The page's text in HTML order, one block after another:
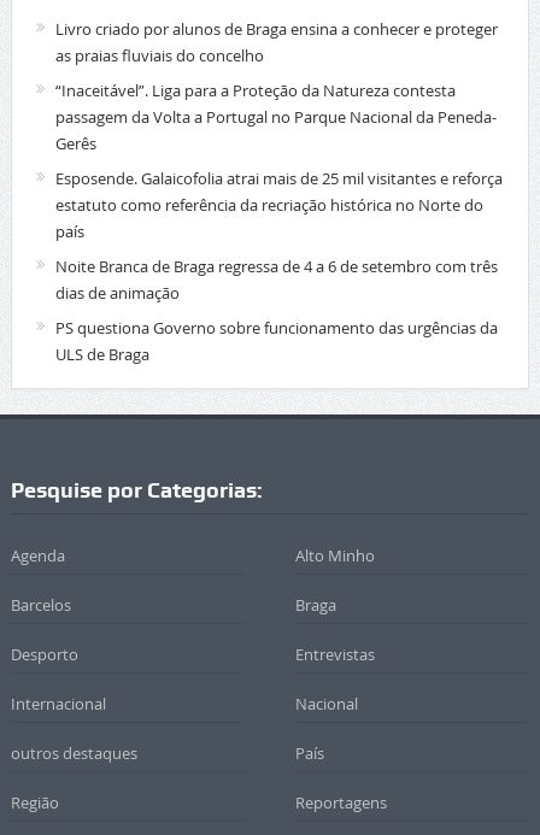
Livro criado por alunos de Braga ensina a conhecer e proteger
as praias fluviais do concelho
“Inaceitável”. Liga para a Proteção da Natureza contesta
passagem da Volta a Portugal no Parque Nacional da Peneda-
Gerês
Esposende. Galaicofolia atrai mais de 25 mil visitantes e reforça
estatuto como referência da recriação histórica no Norte do
país
Noite Branca de Braga regressa de 4 a 6 de setembro com três
dias de animação
PS questiona Governo sobre funcionamento das urgências da
ULS de Braga
Pesquise por Categorias:
Agenda Alto Minho
Barcelos Braga
Desporto Entrevistas
Internacional Nacional
outros destaques País
Região Reportagens